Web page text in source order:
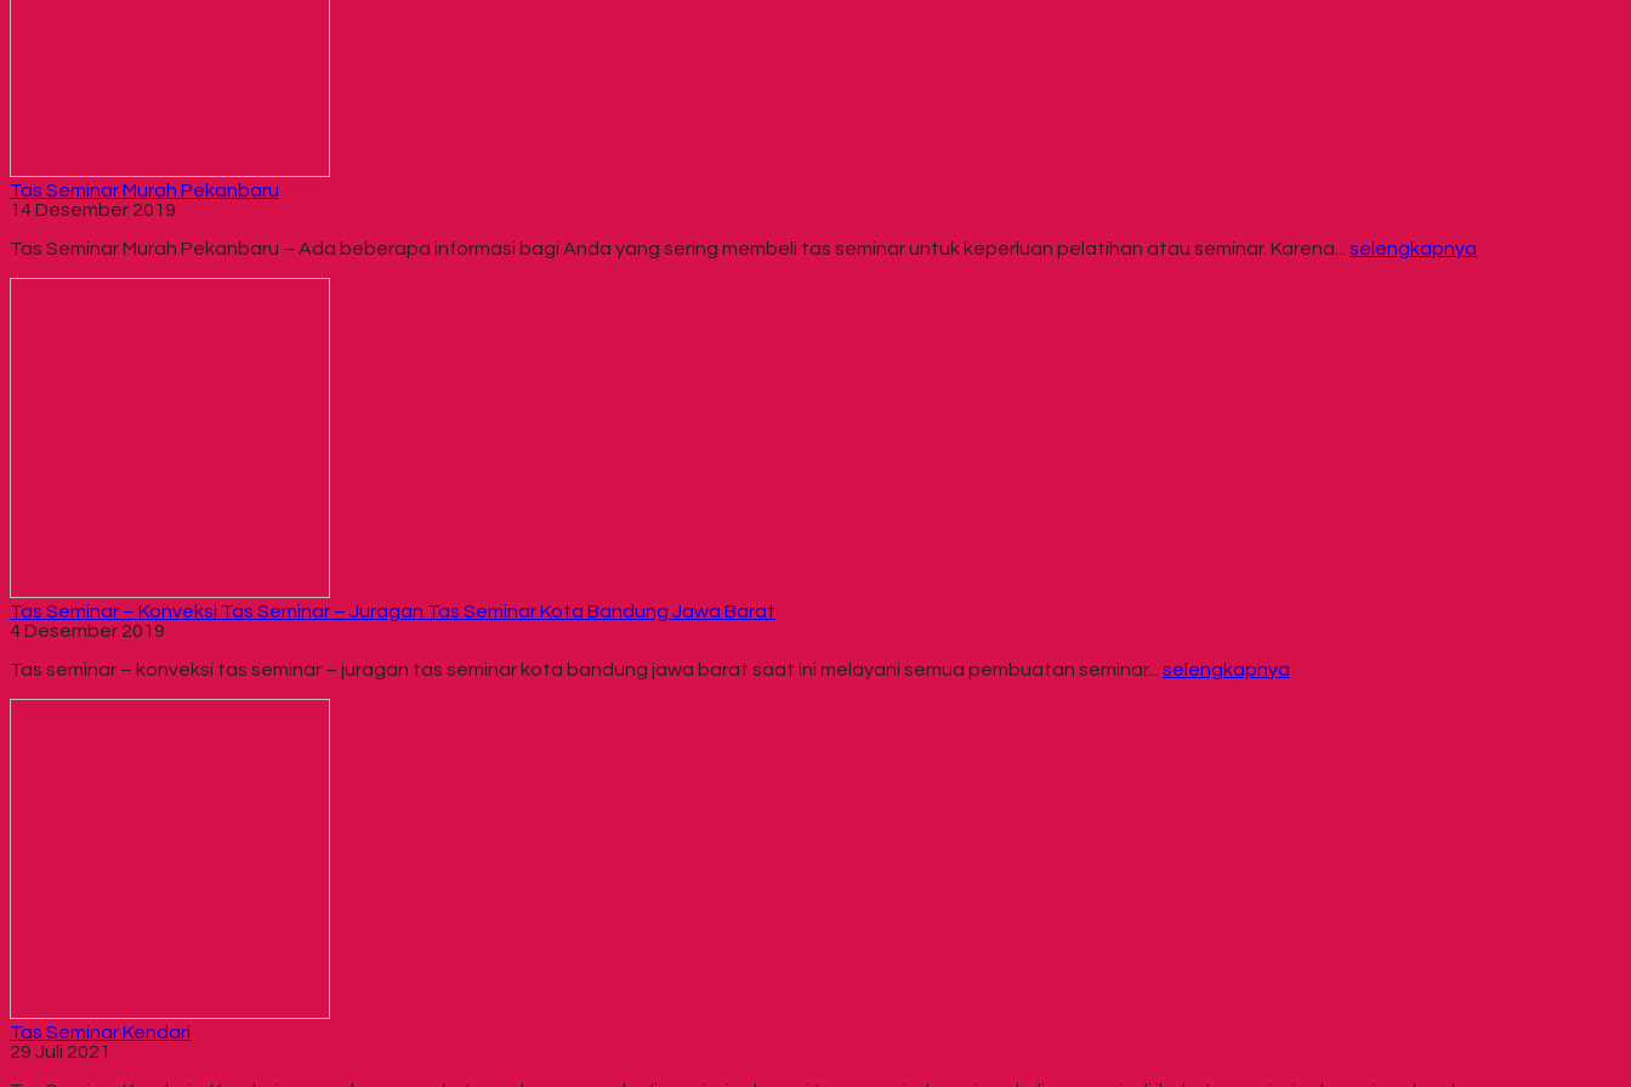
Tas Seminar Murah Pekanbaru
14 Desember 2019
Tas Seminar Murah Pekanbaru – Ada beberapa informasi bagi Anda yang sering membeli tas seminar untuk keperluan pelatihan atau seminar. Karena... selengkapnya
Tas Seminar – Konveksi Tas Seminar – Juragan Tas Seminar Kota Bandung Jawa Barat
4 Desember 2019
Tas seminar – konveksi tas seminar – juragan tas seminar kota bandung jawa barat saat ini melayani semua pembuatan seminar... selengkapnya
Tas Seminar Kendari
29 Juli 2021